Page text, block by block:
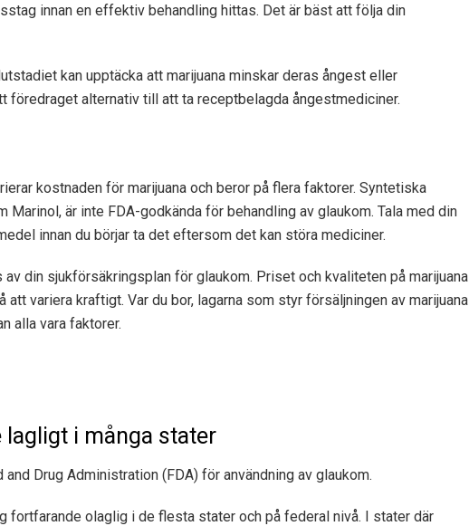
innan en effektiv behandling hittas. Det är bäst att följa din
kan upptäcka att marijuana minskar deras ångest eller
föredraget alternativ till att ta receptbelagda ångestmediciner.
kostnaden för marijuana och beror på flera faktorer. Syntetiska
Marinol, är inte FDA-godkända för behandling av glaukom. Tala med din
innan du börjar ta det eftersom det kan störa mediciner.
din sjukförsäkringsplan för glaukom. Priset och kvaliteten på marijuana
variera kraftigt. Var du bor, lagarna som styr försäljningen av marijuana
alla vara faktorer.
lagligt i många stater
Drug Administration (FDA) för användning av glaukom.
fortfarande olaglig i de flesta stater och på federal nivå. I stater där